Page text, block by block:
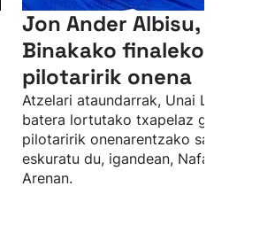
Jon Ander Albisu,
Binakako finaleko
pilotaririk onena
Atzelari ataundarrak, Unai Lasorekin
batera lortutako txapelaz gain,
pilotaririk onenarentzako saria ere
eskuratu du, igandean, Nafarroa
Arenan.